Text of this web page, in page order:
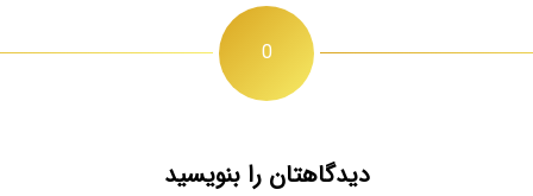
0
دیدگاهتان را بنویسید